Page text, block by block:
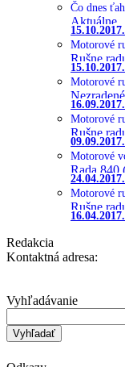
Čo dnes
Aktuálne
Motorové
Rušne
Motorové
Motorové
Rušne
Motorové
Rada
Motorové
Rušne
Redakcia
Kontaktná adresa:
Vyhľadávanie